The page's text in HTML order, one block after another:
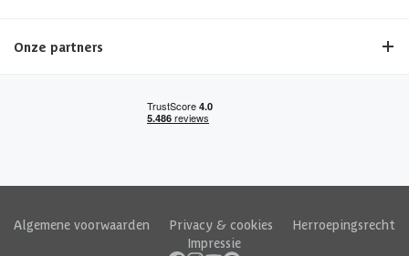
Onze partners
Algemene voorwaarden Privacy & cookies
Herroepingsrecht
Impressie